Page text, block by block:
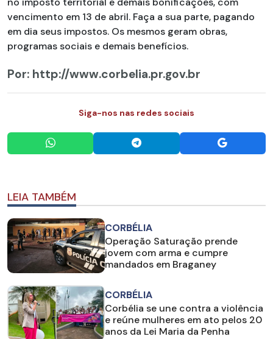
vencimento em 13 de abril. Faça a sua parte, pagando
em dia seus impostos. Os mesmos geram obras,
programas sociais e demais benefícios.
Por: http://www.corbelia.pr.gov.br
Siga-nos nas redes sociais
LEIA TAMBÉM
CORBÉLIA
Operação Saturação prende
jovem com arma e cumpre
mandados em Braganey
CORBÉLIA
Corbélia se une contra a violência
e reúne mulheres em ato pelos 20
anos da Lei Maria da Penha